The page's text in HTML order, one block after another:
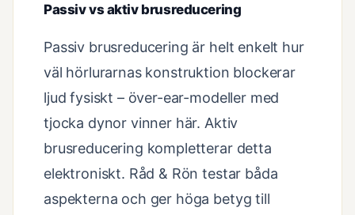
Passiv vs aktiv brusreducering
Passiv brusreducering är helt enkelt hur
väl hörlurarnas konstruktion blockerar
ljud fysiskt – över-ear-modeller med
tjocka dynor vinner här. Aktiv
brusreducering kompletterar detta
elektroniskt. Råd & Rön testar båda
aspekterna och ger höga betyg till